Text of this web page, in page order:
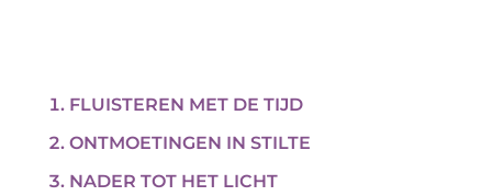
FLUISTEREN MET DE TIJD
ONTMOETINGEN IN STILTE
NADER TOT HET LICHT